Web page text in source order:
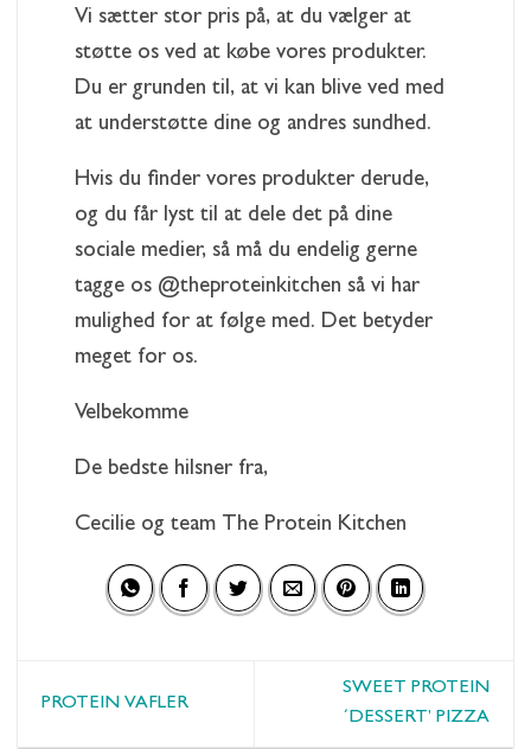
Vi sætter stor pris på, at du vælger at
støtte os ved at købe vores produkter.
Du er grunden til, at vi kan blive ved med
at understøtte dine og andres sundhed.
Hvis du finder vores produkter derude,
og du får lyst til at dele det på dine
sociale medier, så må du endelig gerne
tagge os @theproteinkitchen så vi har
mulighed for at følge med. Det betyder
meget for os.
Velbekomme
De bedste hilsner fra,
Cecilie og team The Protein Kitchen
PROTEIN VAFLER
SWEET PROTEIN
´DESSERT’ PIZZA